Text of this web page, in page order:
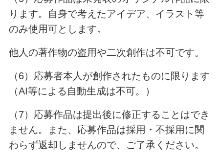
ります。自身で考えたアイデア、イラスト等
のみ使用可とします。
他人の著作物の盗用や二次創作は不可です。
（6）応募者本人が創作されたものに限ります
（AI等による自動生成は不可。）
（7）応募作品は提出後に修正することはでき
ません。また、応募作品は採用・不採用に関
わらず返却しませんので、ご了承ください。